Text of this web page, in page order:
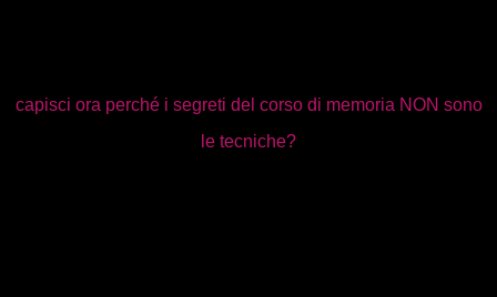
capisci ora perché i segreti del corso di memoria NON sono
le tecniche?